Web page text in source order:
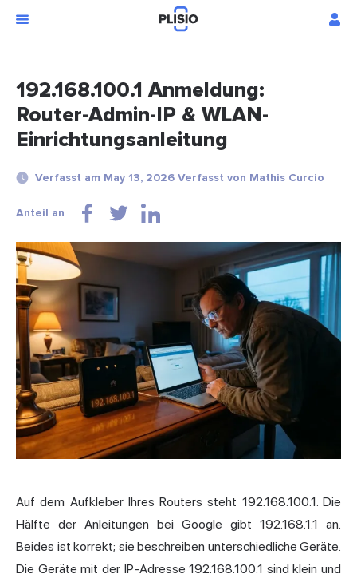
192.168.100.1 Anmeldung:
Router-Admin-IP & WLAN-
Einrichtungsanleitung
Verfasst am May 13, 2026 Verfasst von Mathis Curcio
Anteil an
Auf dem Aufkleber Ihres Routers steht 192.168.100.1. Die
Hälfte der Anleitungen bei Google gibt 192.168.1.1 an.
Beides ist korrekt; sie beschreiben unterschiedliche Geräte.
Die Geräte mit der IP-Adresse 192.168.100.1 sind klein und